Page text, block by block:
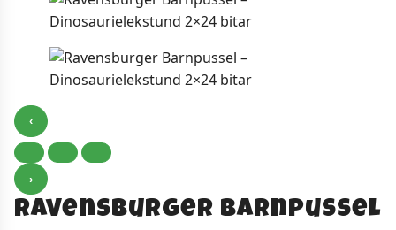
‹
›
Ravensburger Barnpussel